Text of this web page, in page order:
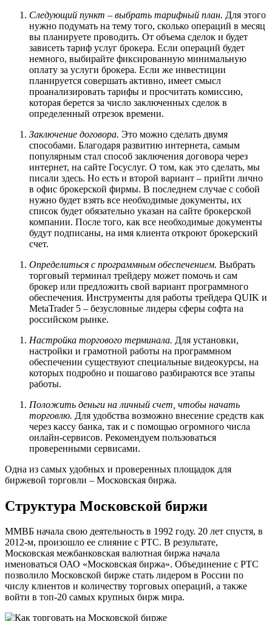
Следующий пункт – выбрать тарифный план. Для этого
нужно подумать на тему того, сколько операций в месяц
вы планируете проводить. От объема сделок и будет
зависеть тариф услуг брокера. Если операций будет
немного, выбирайте фиксированную минимальную
оплату за услуги брокера. Если же инвестиции
планируется совершать активно, имеет смысл
проанализировать тарифы и просчитать комиссию,
которая берется за число заключенных сделок в
определенный отрезок времени.
Заключение договора. Это можно сделать двумя
способами. Благодаря развитию интернета, самым
популярным стал способ заключения договора через
интернет, на сайте Госуслуг. О том, как это сделать, мы
писали здесь. Но есть и второй вариант – прийти лично
в офис брокерской фирмы. В последнем случае с собой
нужно будет взять все необходимые документы, их
список будет обязательно указан на сайте брокерской
компании. После того, как все необходимые документы
будут подписаны, на имя клиента откроют брокерский
счет.
Определиться с программным обеспечением. Выбрать
торговый терминал трейдеру может помочь и сам
брокер или предложить свой вариант программного
обеспечения. Инструменты для работы трейдера QUIK и
MetaTrader 5 – безусловные лидеры сферы софта на
российском рынке.
Настройка торгового терминала. Для установки,
настройки и грамотной работы на программном
обеспечении существуют специальные видеокурсы, на
которых подробно и пошагово разбираются все этапы
работы.
Положить деньги на личный счет, чтобы начать
торговлю. Для удобства возможно внесение средств как
через кассу банка, так и с помощью огромного числа
онлайн-сервисов. Рекомендуем пользоваться
проверенными сервисами.
Одна из самых удобных и проверенных площадок для
биржевой торговли – Московская биржа.
Структура Московской биржи
ММВБ начала свою деятельность в 1992 году. 20 лет спустя, в
2012-м, произошло ее слияние с РТС. В результате,
Московская межбанковская валютная биржа начала
именоваться ОАО «Московская биржа». Объединение с РТС
позволило Московской бирже стать лидером в России по
числу клиентов и количеству торговых операций, а также
войти в топ-20 самых крупных бирж мира.